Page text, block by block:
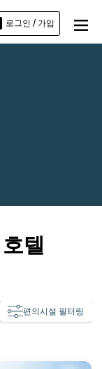
로그인 / 가입
텔
편의시설 필터링